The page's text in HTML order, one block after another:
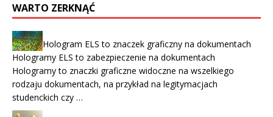
WARTO ZERKNĄĆ
Hologram ELS to znaczek graficzny na dokumentach
Hologramy ELS to zabezpieczenie na dokumentach
Hologramy to znaczki graficzne widoczne na wszelkiego
rodzaju dokumentach, na przykład na legitymacjach
studenckich czy …